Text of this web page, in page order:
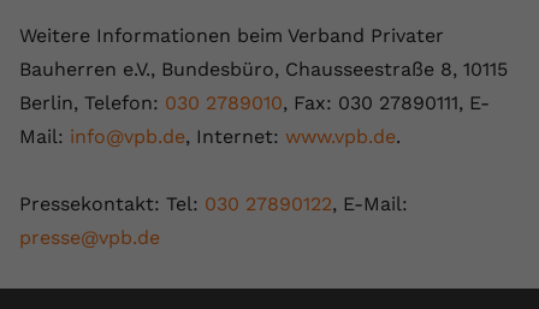
Weitere Informationen beim Verband Privater
Bauherren e.V., Bundesbüro, Chausseestraße 8, 10115
Berlin, Telefon: 030 2789010, Fax: 030 27890111, E-
Mail: info@vpb.de, Internet: www.vpb.de.
Pressekontakt: Tel: 030 27890122, E-Mail:
presse@vpb.de